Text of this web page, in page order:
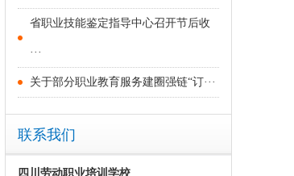
省职业技能鉴定指导中心召开节后收
···
关于部分职业教育服务建圈强链“订···
联系我们
四川劳动职业培训学校